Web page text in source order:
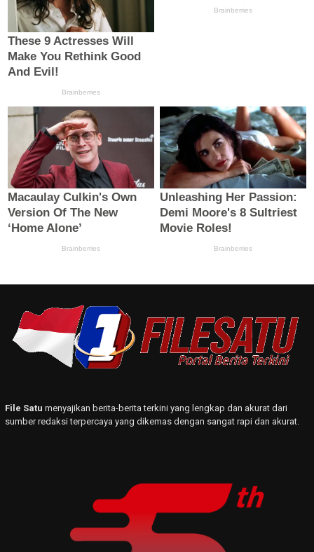
File Satu menyajikan berita-berita terkini yang lengkap dan akurat dari
sumber redaksi terpercaya yang dikemas dengan sangat rapi dan akurat.